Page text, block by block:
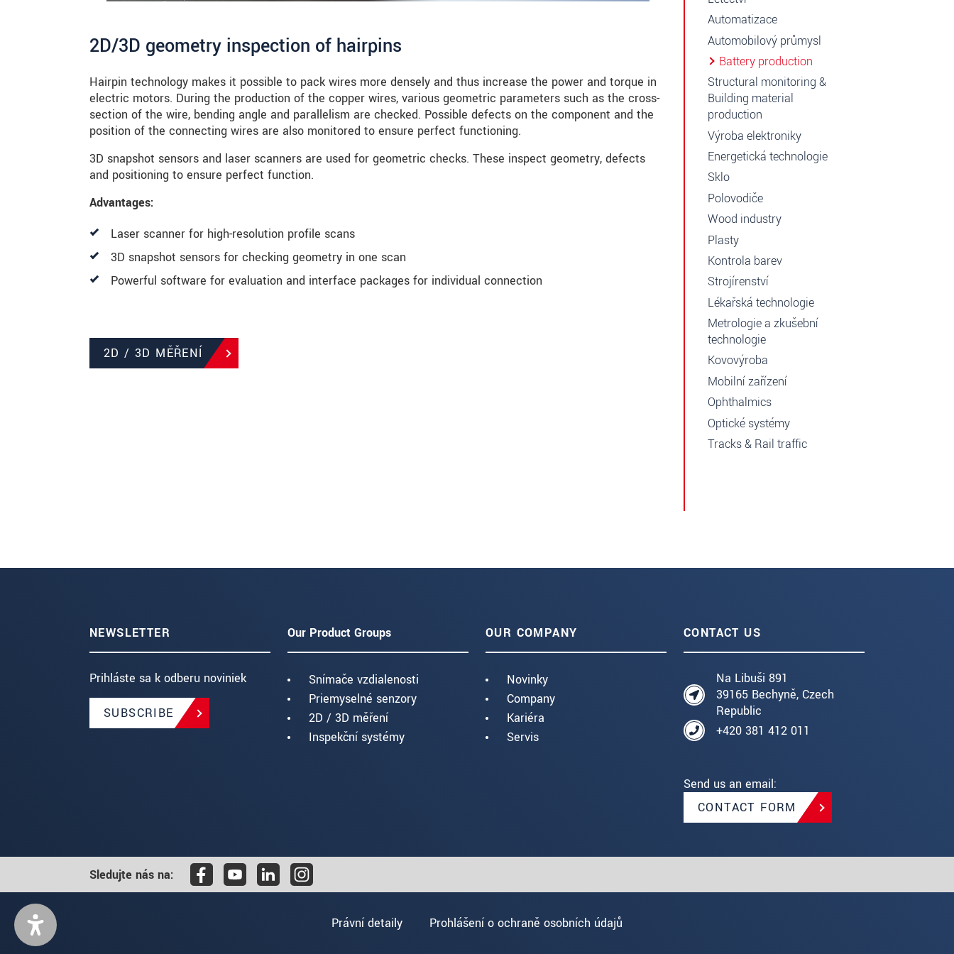
2D/3D geometry inspection of hairpins
Hairpin technology makes it possible to pack wires more densely and thus increase the power and torque in
electric motors. During the production of the copper wires, various geometric parameters such as the cross-
section of the wire, bending angle and parallelism are checked. Possible defects on the component and the
position of the connecting wires are also monitored to ensure perfect functioning.
3D snapshot sensors and laser scanners are used for geometric checks. These inspect geometry, defects
and positioning to ensure perfect function.
Advantages:
Laser scanner for high-resolution profile scans
3D snapshot sensors for checking geometry in one scan
Powerful software for evaluation and interface packages for individual connection
2D / 3D MĚŘENÍ
Automatizace
Automobilový průmysl
Battery production
Structural monitoring &
Building material
production
Výroba elektroniky
Energetická technologie
Sklo
Polovodiče
Wood industry
Plasty
Kontrola barev
Strojírenství
Lékařská technologie
Metrologie a zkušební
technologie
Kovovýroba
Mobilní zařízení
Ophthalmics
Optické systémy
Tracks & Rail traffic
NEWSLETTER
Prihláste sa k odberu noviniek
SUBSCRIBE
Our Product Groups
Snímače vzdialenosti
Priemyselné senzory
2D / 3D měření
Inspekční systémy
OUR COMPANY
Novinky
Company
Kariéra
Servis
CONTACT US
Na Libuši 891
39165 Bechyně, Czech
Republic
+420 381 412 011
Send us an email:
CONTACT FORM
Sledujte nás na:
Právní detaily Prohlášení o ochraně osobních údajů